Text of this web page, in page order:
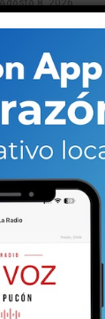
8, 2026